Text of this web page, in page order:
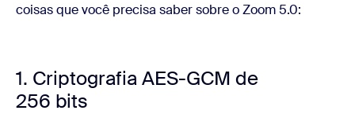
coisas que você precisa saber sobre o Zoom 5.0:
1. Criptografia AES-GCM de
256 bits